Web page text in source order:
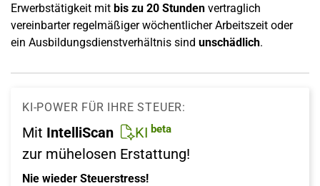
Erwerbstätigkeit mit bis zu 20 Stunden vertraglich
vereinbarter regelmäßiger wöchentlicher Arbeitszeit oder
ein Ausbildungsdienstverhältnis sind unschädlich.
KI-POWER FÜR IHRE STEUER:
Mit IntelliScan KI beta
zur mühelosen Erstattung!
Nie wieder Steuerstress!